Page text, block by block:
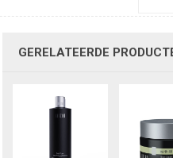
GERELATEERDE